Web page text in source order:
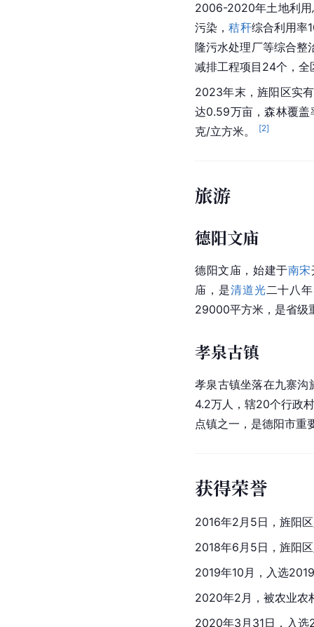
2006-2020年土地利用
污染，秸秆综合利用率
隆污水处理厂等综合整
减排工程项目24个，全
2023年末，旌阳区实
达0.59万亩，森林覆盖
克/立方米。
[2]
旅游
德阳文庙
德阳文庙，始建于南宋
庙，是清道光二十八
29000平方米，是省级
孝泉古镇
孝泉古镇坐落在九寨沟
4.2万人，辖20个行政
点镇之一，是德阳市重
获得荣誉
2016年2月5日，旌阳
2018年6月5日，旌阳
2019年10月，入选
2020年2月，被农业农
2020年3月31日，入选